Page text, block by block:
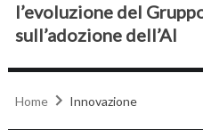
l’evoluzione del
sull’adozione dell’AI
Home Innovazione